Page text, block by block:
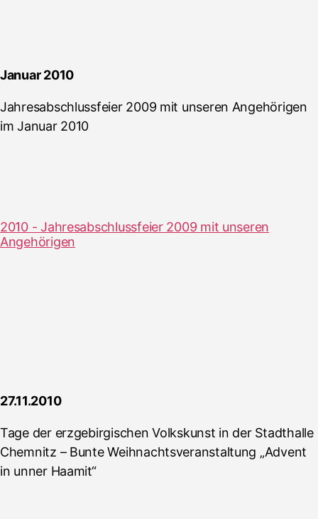
Januar 2010
Jahresabschlussfeier 2009 mit unseren Angehörigen
im Januar 2010
2010 - Jahresabschlussfeier 2009 mit unseren
Angehörigen
27.11.2010
Tage der erzgebirgischen Volkskunst in der Stadthalle
Chemnitz – Bunte Weihnachtsveranstaltung „Advent
in unner Haamit“